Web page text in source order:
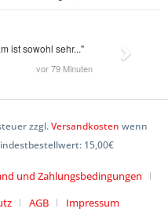
zzgl.Versandkosten wenn
15,00€
und Zahlungsbedingungen
AGB Impressum